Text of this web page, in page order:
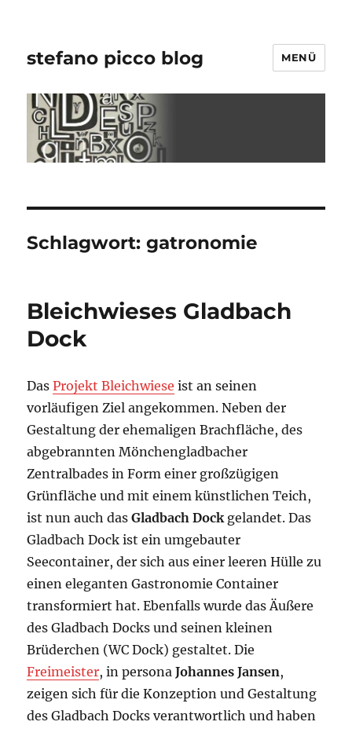
stefano picco blog MENÜ
Schlagwort:gatronomie
Bleichwieses Gladbach
Dock
DasProjekt Bleichwiese ist an seinen
vorläufigen Ziel angekommen. Neben der
Gestaltung der ehemaligen Brachfläche, des
abgebrannten Mönchengladbacher
Zentralbades in Form einer großzügigen
Grünfläche und mit einem künstlichen Teich,
ist nun auch dasGladbach Dockgelandet. Das
Gladbach Dock ist ein umgebauter
Seecontainer, der sich aus einer leeren Hülle zu
einen eleganten Gastronomie Container
transformiert hat. Ebenfalls wurde das Äußere
des Gladbach Docks und seinen kleinen
Brüderchen (WC Dock) gestaltet. Die
Freimeister, in personaJohannes Jansen,
zeigen sich für die Konzeption und Gestaltung
des Gladbach Docks verantwortlich und haben